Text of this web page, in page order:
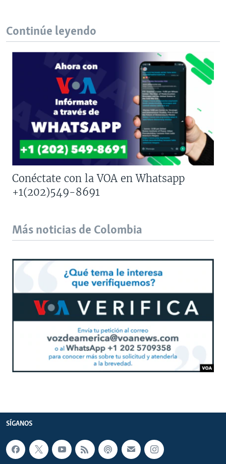
Continúe leyendo
Conéctate con la VOA en Whatsapp
+1(202)549-8691
Más noticias de Colombia
SÍGANOS